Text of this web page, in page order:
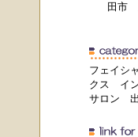
田市
フェイシ
クス
イ
サロン